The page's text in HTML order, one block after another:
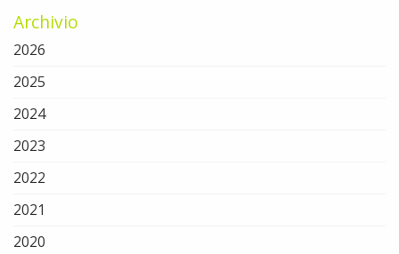
Archivio
2026
2025
2024
2023
2022
2021
2020